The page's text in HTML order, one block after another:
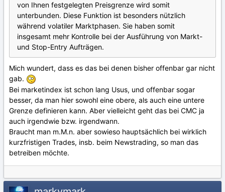
von Ihnen festgelegten Preisgrenze wird somit
unterbunden. Diese Funktion ist besonders nützlich
während volatiler Marktphasen. Sie haben somit
insgesamt mehr Kontrolle bei der Ausführung von Markt-
und Stop-Entry Aufträgen.
Mich wundert, dass es das bei denen bisher offenbar gar nicht
gab.
Bei marketindex ist schon lang Usus, und offenbar sogar
besser, da man hier sowohl eine obere, als auch eine untere
Grenze definieren kann. Aber vielleicht geht das bei CMC ja
auch irgendwie bzw. irgendwann.
Braucht man m.M.n. aber sowieso hauptsächlich bei wirklich
kurzfristigen Trades, insb. beim Newstrading, so man das
betreiben möchte.